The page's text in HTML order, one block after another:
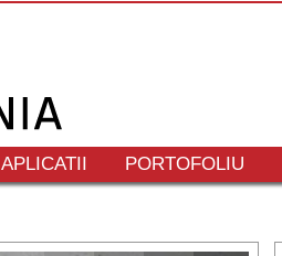
APLICATII PORTOFOLIU